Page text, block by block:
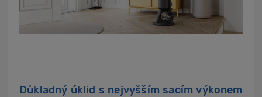
Důkladný úklid s nejvyšším sacím výkonem